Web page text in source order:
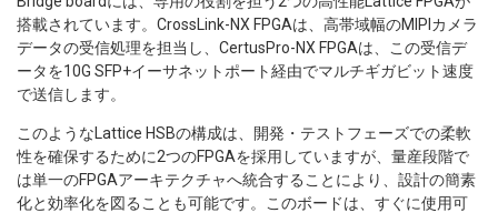
搭載されています。CrossLink-NX FPGAは、高帯域幅のMIPIカメラ
データの受信処理を担当し、CertusPro-NX FPGAは、この受信デ
ータを10G SFP+イーサネットポート経由でマルチギガビット速度
で送信します。
このようなLattice HSBの構成は、開発・テストフェーズでの柔軟
性を確保するために2つのFPGAを採用していますが、量産段階で
は単一のFPGAアーキテクチャへ統合することにより、設計の簡素
化と効率化を図ることも可能です。このボードは、すぐに使用可